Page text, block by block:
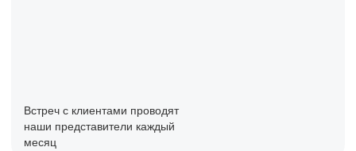
Встреч с клиентами проводят
наши представители каждый
месяц